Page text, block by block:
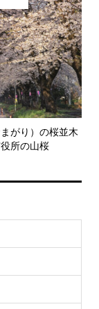
がり）の桜並木
所の山桜